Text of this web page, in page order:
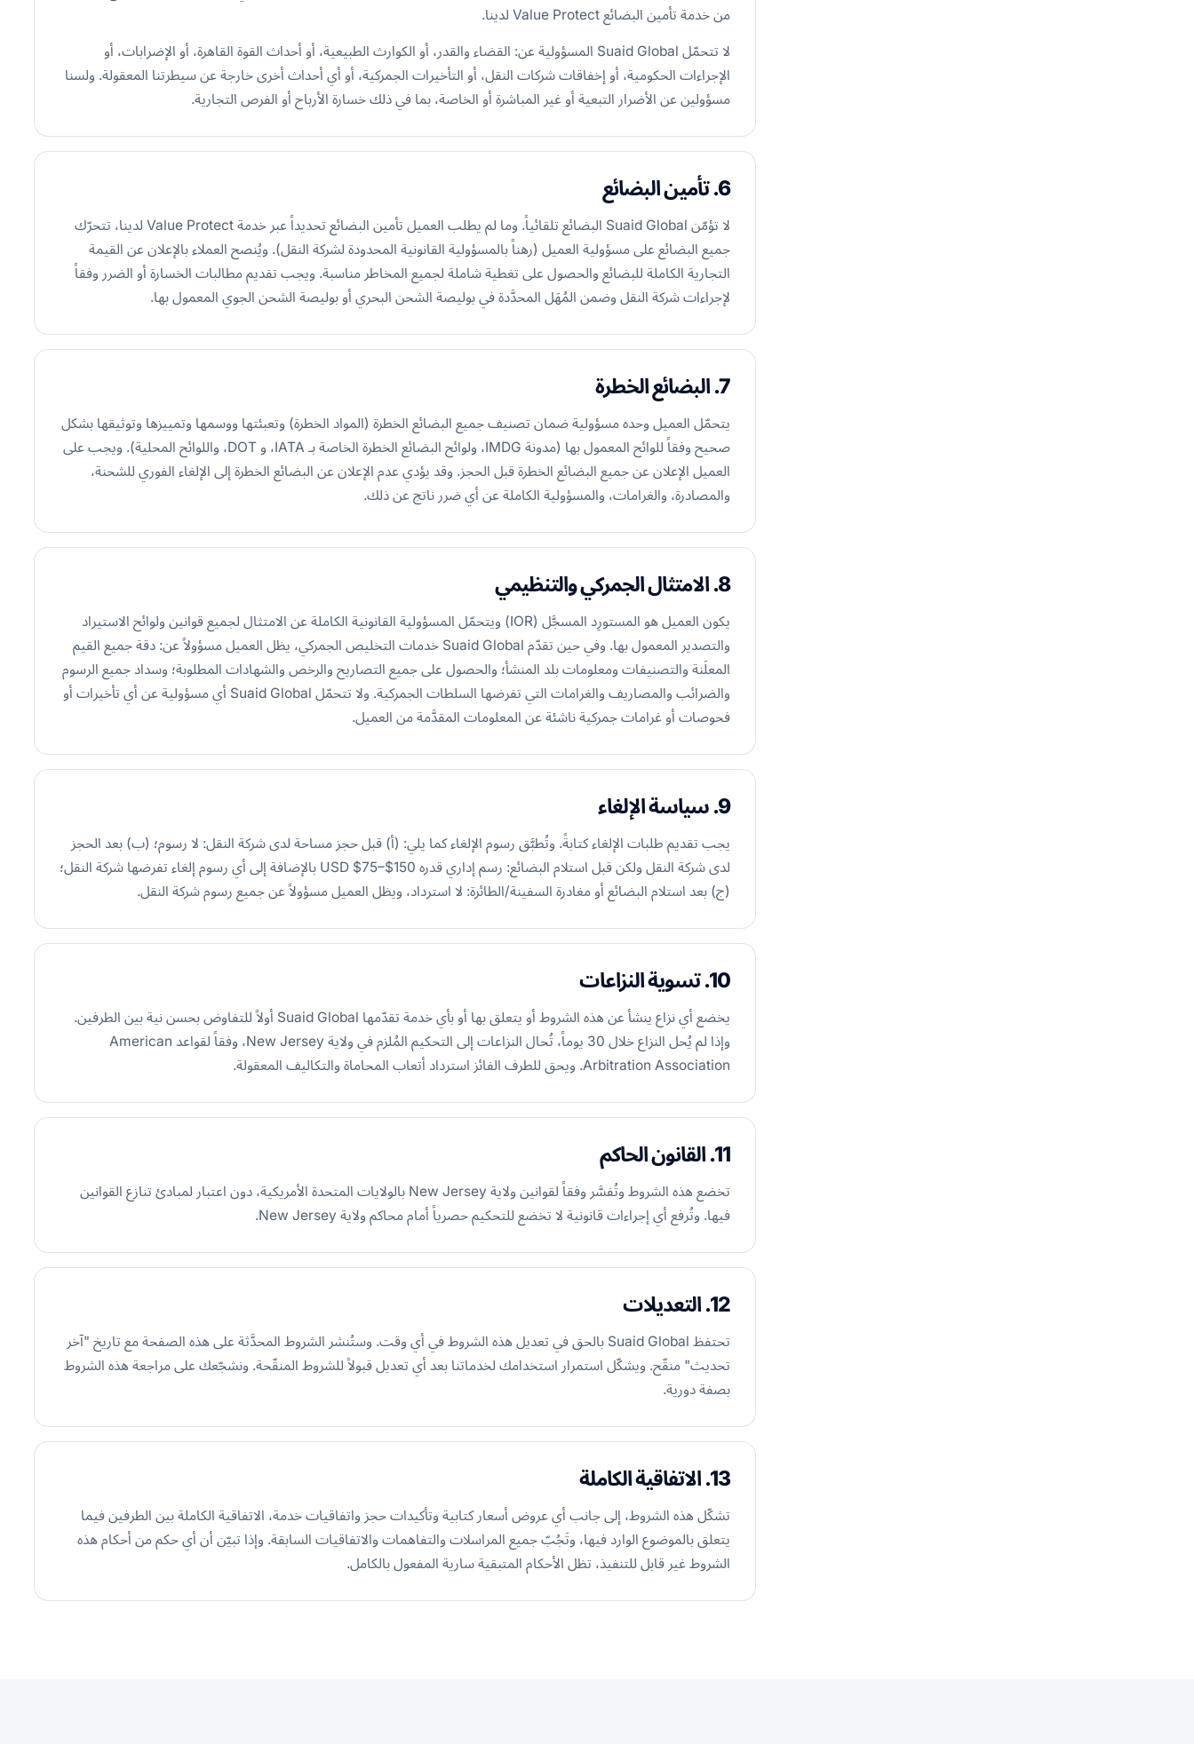
من خدمة تأمين البضائع Value Protect لدينا.
لا تتحمّل Suaid Global المسؤولية عن: القضاء والقدر، أو الكوارث الطبيعية، أو أحداث القوة القاهرة، أو الإضرابات، أو
الإجراءات الحكومية، أو إخفاقات شركات النقل، أو التأخيرات الجمركية، أو أي أحداث أخرى خارجة عن سيطرتنا المعقولة. ولسنا
مسؤولين عن الأضرار التبعية أو غير المباشرة أو الخاصة، بما في ذلك خسارة الأرباح أو الفرص التجارية.
6. تأمين البضائع
لا تؤمّن Suaid Global البضائع تلقائياً. وما لم يطلب العميل تأمين البضائع تحديداً عبر خدمة Value Protect لدينا، تتحرّك
جميع البضائع على مسؤولية العميل (رهناً بالمسؤولية القانونية المحدودة لشركة النقل). ويُنصح العملاء بالإعلان عن القيمة
التجارية الكاملة للبضائع والحصول على تغطية شاملة لجميع المخاطر مناسبة. ويجب تقديم مطالبات الخسارة أو الضرر وفقاً
لإجراءات شركة النقل وضمن المُهَل المحدَّدة في بوليصة الشحن البحري أو بوليصة الشحن الجوي المعمول بها.
7. البضائع الخطرة
يتحمّل العميل وحده مسؤولية ضمان تصنيف جميع البضائع الخطرة (المواد الخطرة) وتعبئتها ووسمها وتمييزها وتوثيقها بشكل
صحيح وفقاً للوائح المعمول بها (مدونة IMDG، ولوائح البضائع الخطرة الخاصة بـ IATA، و DOT، واللوائح المحلية). ويجب على
العميل الإعلان عن جميع البضائع الخطرة قبل الحجز. وقد يؤدي عدم الإعلان عن البضائع الخطرة إلى الإلغاء الفوري للشحنة،
والمصادرة، والغرامات، والمسؤولية الكاملة عن أي ضرر ناتج عن ذلك.
8. الامتثال الجمركي والتنظيمي
يكون العميل هو المستورِد المسجَّل (IOR) ويتحمّل المسؤولية القانونية الكاملة عن الامتثال لجميع قوانين ولوائح الاستيراد
والتصدير المعمول بها. وفي حين تقدّم Suaid Global خدمات التخليص الجمركي، يظل العميل مسؤولاً عن: دقة جميع القيم
المعلَنة والتصنيفات ومعلومات بلد المنشأ؛ والحصول على جميع التصاريح والرخص والشهادات المطلوبة؛ وسداد جميع الرسوم
والضرائب والمصاريف والغرامات التي تفرضها السلطات الجمركية. ولا تتحمّل Suaid Global أي مسؤولية عن أي تأخيرات أو
فحوصات أو غرامات جمركية ناشئة عن المعلومات المقدَّمة من العميل.
9. سياسة الإلغاء
يجب تقديم طلبات الإلغاء كتابةً. وتُطبَّق رسوم الإلغاء كما يلي: (أ) قبل حجز مساحة لدى شركة النقل: لا رسوم؛ (ب) بعد الحجز
لدى شركة النقل ولكن قبل استلام البضائع: رسم إداري قدره USD $75–$150 بالإضافة إلى أي رسوم إلغاء تفرضها شركة النقل؛
(ج) بعد استلام البضائع أو مغادرة السفينة/الطائرة: لا استرداد، ويظل العميل مسؤولاً عن جميع رسوم شركة النقل.
10. تسوية النزاعات
يخضع أي نزاع ينشأ عن هذه الشروط أو يتعلق بها أو بأي خدمة تقدّمها Suaid Global أولاً للتفاوض بحسن نية بين الطرفين.
وإذا لم يُحل النزاع خلال 30 يوماً، تُحال النزاعات إلى التحكيم المُلزم في ولاية New Jersey، وفقاً لقواعد American
Arbitration Association. ويحق للطرف الفائز استرداد أتعاب المحاماة والتكاليف المعقولة.
11. القانون الحاكم
تخضع هذه الشروط وتُفسَّر وفقاً لقوانين ولاية New Jersey بالولايات المتحدة الأمريكية، دون اعتبار لمبادئ تنازع القوانين
فيها. وتُرفع أي إجراءات قانونية لا تخضع للتحكيم حصرياً أمام محاكم ولاية New Jersey.
12. التعديلات
تحتفظ Suaid Global بالحق في تعديل هذه الشروط في أي وقت. وستُنشر الشروط المحدَّثة على هذه الصفحة مع تاريخ "آخر
تحديث" منقّح. ويشكّل استمرار استخدامك لخدماتنا بعد أي تعديل قبولاً للشروط المنقّحة. ونشجّعك على مراجعة هذه الشروط
بصفة دورية.
13. الاتفاقية الكاملة
تشكّل هذه الشروط، إلى جانب أي عروض أسعار كتابية وتأكيدات حجز واتفاقيات خدمة، الاتفاقية الكاملة بين الطرفين فيما
يتعلق بالموضوع الوارد فيها، وتَجُبّ جميع المراسلات والتفاهمات والاتفاقيات السابقة. وإذا تبيّن أن أي حكم من أحكام هذه
الشروط غير قابل للتنفيذ، تظل الأحكام المتبقية سارية المفعول بالكامل.